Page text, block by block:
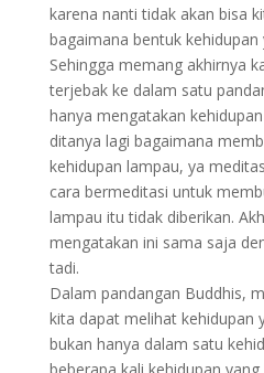
karena nanti tidak akan bisa
bagaimana bentuk kehidupan
Sehingga memang akhirnya
terjebak ke dalam satu
hanya mengatakan
ditanya lagi bagaimana
kehidupan lampau, ya
cara bermeditasi untuk
lampau itu tidak diberikan.
mengatakan ini sama saja
tadi.
Dalam pandangan Buddhis,
kita dapat melihat kehidupan
bukan hanya dalam satu